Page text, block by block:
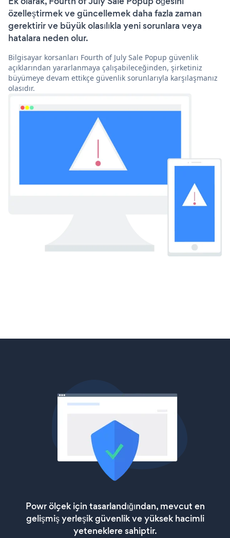
özelleştirmek ve güncellemek daha fazla zaman
gerektirir ve büyük olasılıkla yeni sorunlara veya
hatalara neden olur.
Bilgisayar korsanları Fourth of July Sale Popup güvenlik
açıklarından yararlanmaya çalışabileceğinden, şirketiniz
büyümeye devam ettikçe güvenlik sorunlarıyla karşılaşmanız
olasıdır.
Powr ölçek için tasarlandığından, mevcut en
gelişmiş yerleşik güvenlik ve yüksek hacimli
yeteneklere sahiptir.